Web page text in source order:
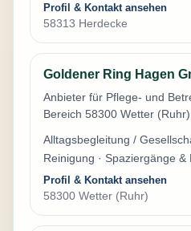
Profil & Kontakt ansehen
58313 Herdecke
Goldener Ring Hagen
Anbieter für Pflege- und
Bereich 58300 Wetter (Ruhr).
Alltagsbegleitung /
Reinigung · Spaziergänge &
Profil & Kontakt ansehen
58300 Wetter (Ruhr)